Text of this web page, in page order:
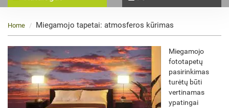
Home Miegamojo tapetai: atmosferos kūrimas
Miegamojo
fototapetų
pasirinkimas
turėtų būti
vertinamas
ypatingai